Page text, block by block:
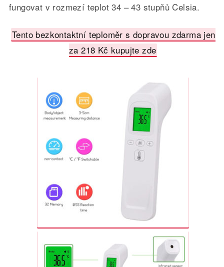
fungovat v rozmezí teplot 34 – 43 stupňů Celsia.
Tento bezkontaktní teploměr s dopravou zdarma jen
za 218 Kč kupujte zde